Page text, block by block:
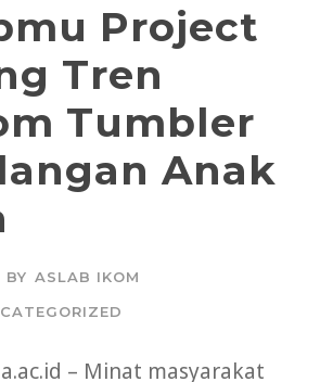
Project
Tren
Tumbler
Anak
BY ASLAB IKOM
– Minat masyarakat